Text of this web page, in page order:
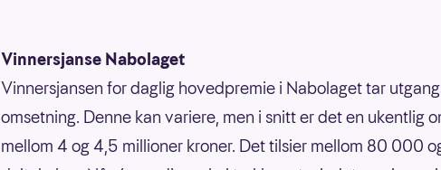
Vinnersjanse Nabolaget
Vinnersjansen for daglig hovedpremie i Nabolaget tar
omsetning. Denne kan variere, men i snitt er det en ukentlig
mellom 4 og 4,5 millioner kroner. Det tilsier mellom 80 000